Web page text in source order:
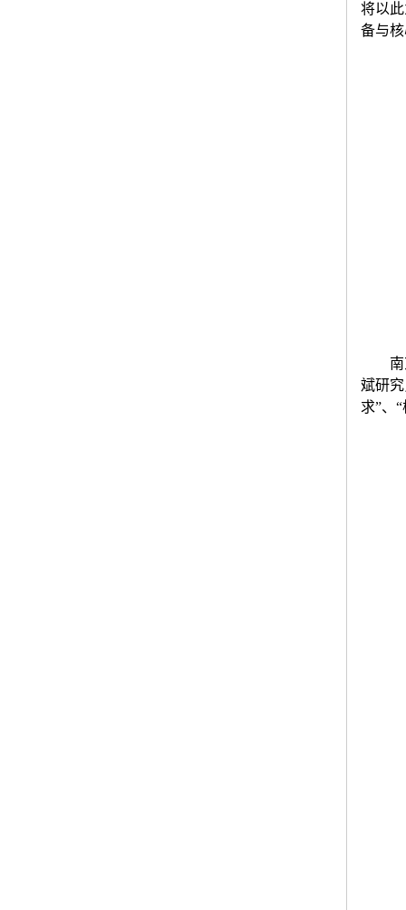
将以
备与
斌研
求”、“